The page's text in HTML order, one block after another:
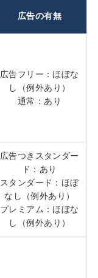
広告の有無
広告フリー：ほぼな
し（例外あり）
通常：あり
広告つきスタンダー
ド：あり
スタンダード：ほぼ
なし（例外あり）
プレミアム：ほぼな
し（例外あり）